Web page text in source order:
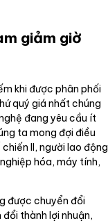
giảm giờ
khi được phân phối
quý giá nhất chúng
đang yêu cầu ít
ta mong đợi điều
II, người lao động
hóa, máy tính,
được chuyển đổi
thành lợi nhuận,